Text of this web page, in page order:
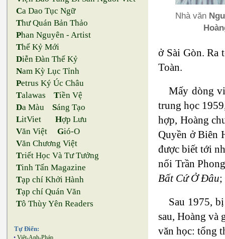
Ca Dao Tục Ngữ
Thư Quán Bản Thảo
Phan Nguyên - Artist
Thế Kỷ Mới
Diễn Đàn Thế Kỷ
Nam Kỳ Lục Tỉnh
Petrus Ký Úc Châu
Talawas Tiền Vệ
Da Màu Sáng Tạo
LitViet Hợp Lưu
Văn Việt Gió-O
Văn Chương Việt
Triết Học Và Tư Tưởng
Tinh Tấn Magazine
Tạp chí Khởi Hành
Tạp chí Quán Văn
Tô Thùy Yên Readers
Tự Điển:
• Việt-Anh-Pháp
Nhà văn
ở Sài Gòn. Ra
Toàn.
Mấy dòng
trung học
hợp, Hoàng
Quyền ở Biên
được biết tới
nối Trần
Bất Cứ Ở Đâu;
Sau 1975,
sau, Hoàng và
văn học: tổng